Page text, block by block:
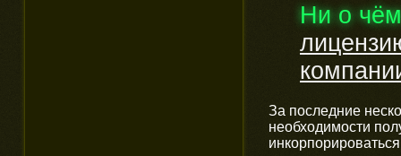
Ни о чём
За последние
необходимости